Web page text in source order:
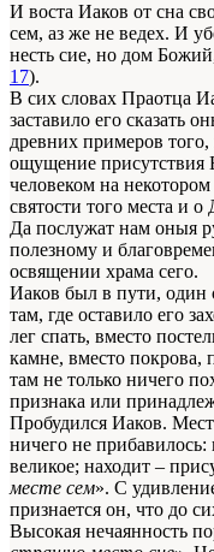
И воста Иаков от сна
сем, аз же не ведех. И
несть сие, но дом
17).
В сих словах Праотца
заставило его сказать
древних примеров
ощущение присутствия
человеком на
святости того места и
Да послужат нам оныя
полезному и
освящении храма сего.
Иаков был в пути, один
там, где оставило его
лег спать, вместо
камне, вместо
там не только ничего
признака или
Пробудился Иаков.
ничего не
великое; находит –
месте сем». С
признается он, что до
Высокая нечаянность